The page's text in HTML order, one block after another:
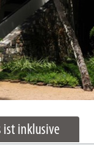
ist inklusive